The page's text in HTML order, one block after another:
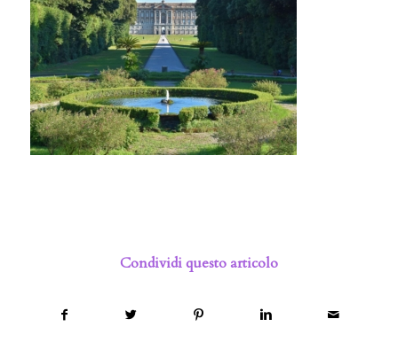
Condividi questo articolo